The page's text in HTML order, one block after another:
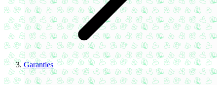
Garanties